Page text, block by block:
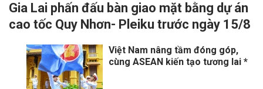
Gia Lai phấn đấu bàn giao mặt bằng dự án
cao tốc Quy Nhơn- Pleiku trước ngày 15/8
Việt Nam nâng tầm đóng góp,
cùng ASEAN kiến tạo tương lai *